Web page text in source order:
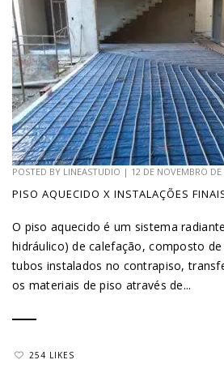
POSTED BY LINEASTUDIO | 12 DE NOVEMBRO DE
PISO AQUECIDO X INSTALAÇÕES
O piso aquecido é um sistema
hidráulico) de calefação, composto
tubos instalados no contrapiso,
os materiais de piso através de...
254 LIKES